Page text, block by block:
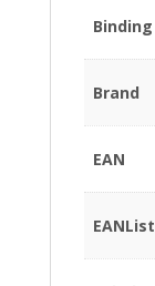
Binding
Brand
EAN
EANList